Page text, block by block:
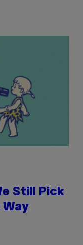
Still Pick
Way